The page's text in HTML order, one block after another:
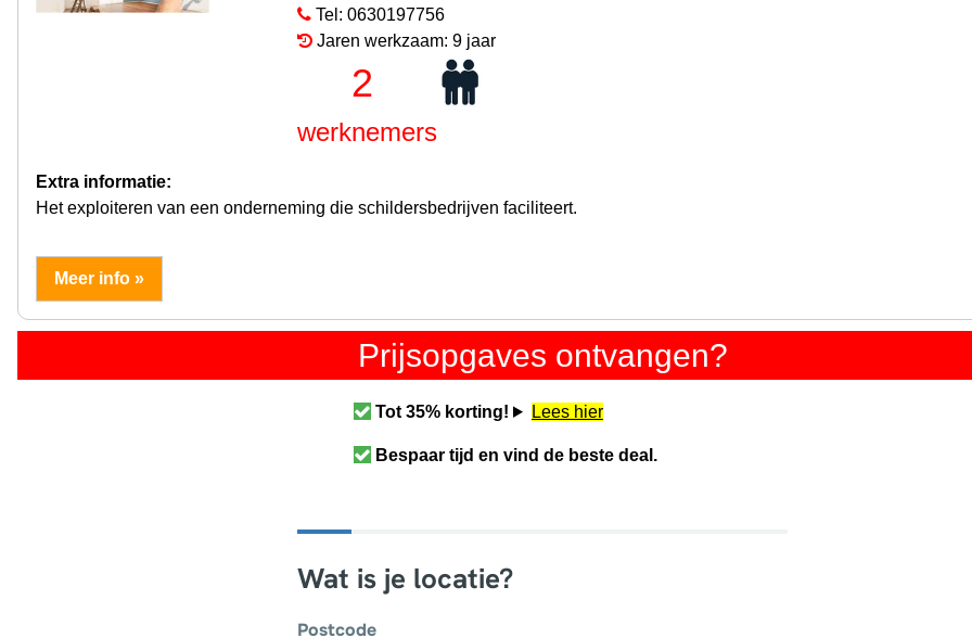
Tel: 0630197756
Jaren werkzaam: 9 jaar
2
werknemers
Extra informatie:
Het exploiteren van een onderneming die schildersbedrijven faciliteert.
Meer info »
Prijsopgaves ontvangen?
Tot 35% korting! Lees hier
Bespaar tijd en vind de beste deal.